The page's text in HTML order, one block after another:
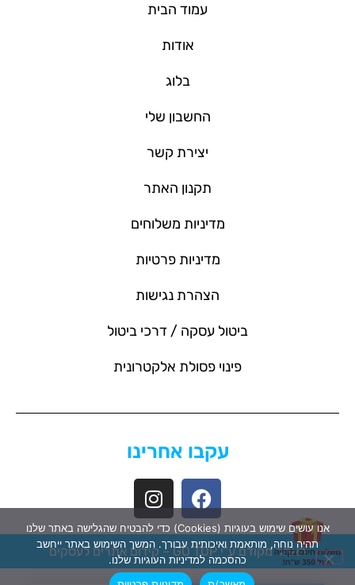
עמוד הבית
אודות
בלוג
החשבון שלי
יצירת קשר
תקנון האתר
מדיניות משלוחים
מדיניות פרטיות
הצהרת נגישות
ביטול עסקה / דרכי ביטול
פינוי פסולת אלקטרונית
עקבו אחרינו
האתר מקודם ע"י GO TOP – קידום אתרים לעסקים
אנו עושים שימוש בעוגיות (Cookies) כדי להבטיח שהגלישה באתר שלנו
תהיה נוחה, מותאמת ואיכותית עבורך. המשך השימוש באתר ייחשב
כהסכמה למדיניות העוגיות שלנו.